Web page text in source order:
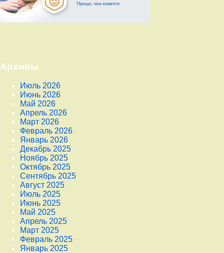
Архивы
Июль 2026
Июнь 2026
Май 2026
Апрель 2026
Март 2026
Февраль 2026
Январь 2026
Декабрь 2025
Ноябрь 2025
Октябрь 2025
Сентябрь 2025
Август 2025
Июль 2025
Июнь 2025
Май 2025
Апрель 2025
Март 2025
Февраль 2025
Январь 2025